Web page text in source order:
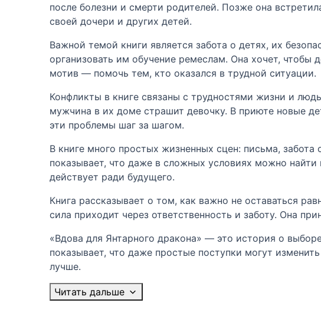
после болезни и смерти родителей. Позже она
своей дочери и других детей.
Важной темой книги является забота о детях, их
организовать им обучение ремеслам. Она хочет, чтобы
мотив — помочь тем, кто оказался в трудной ситуации.
Конфликты в книге связаны с трудностями жизни и
мужчина в их доме страшит девочку. В приюте новые
эти проблемы шаг за шагом.
В книге много простых жизненных сцен: письма,
показывает, что даже в сложных условиях можно
действует ради будущего.
Книга рассказывает о том, как важно не оставаться
сила приходит через ответственность и заботу. Она
«Вдова для Янтарного дракона» — это история о
показывает, что даже простые поступки могут
лучше.
Читать дальше